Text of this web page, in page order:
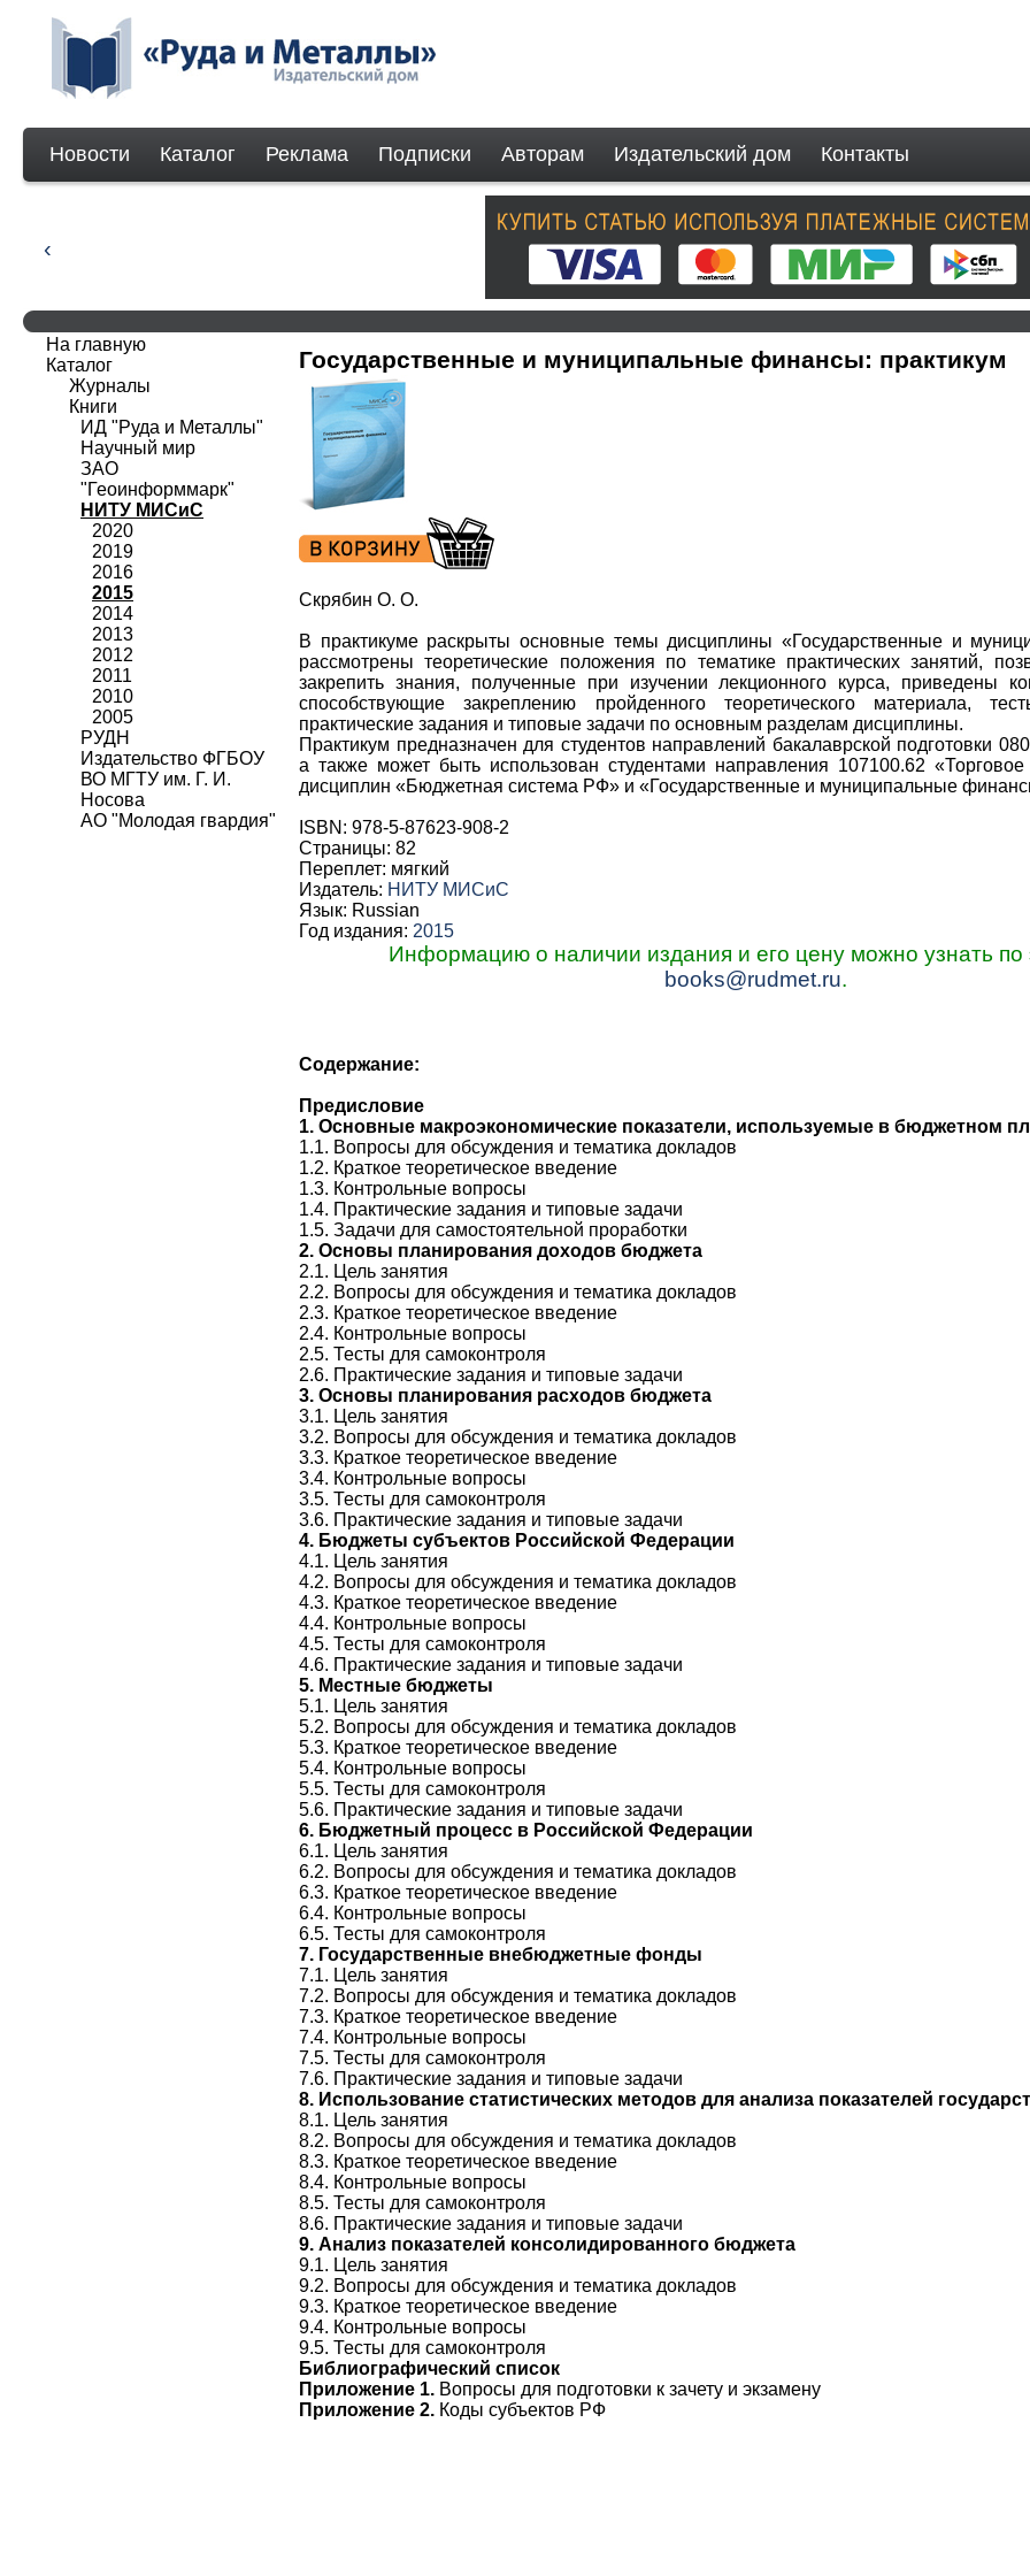
Новости Каталог Реклама Подписки Авторам Издательский дом Контакты
Государственные и муниципальные финансы: практикум
Скрябин О. О.
В практикуме раскрыты основные темы дисциплины «Государственные и
рассмотрены теоретические положения по тематике практических занятий,
закрепить знания, полученные при изучении лекционного курса, приведены
способствующие закреплению пройденного теоретического материала,
практические задания и типовые задачи по основным разделам дисциплины.
Практикум предназначен для студентов направлений бакалаврской подготовки
а также может быть использован студентами направления 107100.62
дисциплин «Бюджетная система РФ» и «Государственные и муниципальные
ISBN: 978-5-87623-908-2
Страницы: 82
Переплет: мягкий
Издатель: НИТУ МИСиС
Язык: Russian
Год издания: 2015
Информацию о наличии издания и его цену можно узнать по
books@rudmet.ru.
Содержание:
Предисловие
1. Основные макроэкономические показатели, используемые в бюджетном
1.1. Вопросы для обсуждения и тематика докладов
1.2. Краткое теоретическое введение
1.3. Контрольные вопросы
1.4. Практические задания и типовые задачи
1.5. Задачи для самостоятельной проработки
2. Основы планирования доходов бюджета
2.1. Цель занятия
2.2. Вопросы для обсуждения и тематика докладов
2.3. Краткое теоретическое введение
2.4. Контрольные вопросы
2.5. Тесты для самоконтроля
2.6. Практические задания и типовые задачи
3. Основы планирования расходов бюджета
3.1. Цель занятия
3.2. Вопросы для обсуждения и тематика докладов
3.3. Краткое теоретическое введение
3.4. Контрольные вопросы
3.5. Тесты для самоконтроля
3.6. Практические задания и типовые задачи
4. Бюджеты субъектов Российской Федерации
4.1. Цель занятия
4.2. Вопросы для обсуждения и тематика докладов
4.3. Краткое теоретическое введение
4.4. Контрольные вопросы
4.5. Тесты для самоконтроля
4.6. Практические задания и типовые задачи
5. Местные бюджеты
5.1. Цель занятия
5.2. Вопросы для обсуждения и тематика докладов
5.3. Краткое теоретическое введение
5.4. Контрольные вопросы
5.5. Тесты для самоконтроля
5.6. Практические задания и типовые задачи
6. Бюджетный процесс в Российской Федерации
6.1. Цель занятия
6.2. Вопросы для обсуждения и тематика докладов
6.3. Краткое теоретическое введение
6.4. Контрольные вопросы
6.5. Тесты для самоконтроля
7. Государственные внебюджетные фонды
7.1. Цель занятия
7.2. Вопросы для обсуждения и тематика докладов
7.3. Краткое теоретическое введение
7.4. Контрольные вопросы
7.5. Тесты для самоконтроля
7.6. Практические задания и типовые задачи
8. Использование статистических методов для анализа показателей
8.1. Цель занятия
8.2. Вопросы для обсуждения и тематика докладов
8.3. Краткое теоретическое введение
8.4. Контрольные вопросы
8.5. Тесты для самоконтроля
8.6. Практические задания и типовые задачи
9. Анализ показателей консолидированного бюджета
9.1. Цель занятия
9.2. Вопросы для обсуждения и тематика докладов
9.3. Краткое теоретическое введение
9.4. Контрольные вопросы
9.5. Тесты для самоконтроля
Библиографический список
Приложение 1. Вопросы для подготовки к зачету и экзамену
Приложение 2. Коды субъектов РФ
На главную
Каталог
Журналы
Книги
ИД "Руда и Металлы"
Научный мир
ЗАО
"Геоинформмарк"
НИТУ МИСиС
2020
2019
2016
2015
2014
2013
2012
2011
2010
2005
РУДН
Издательство ФГБОУ
ВО МГТУ им. Г. И.
Носова
АО "Молодая гвардия"